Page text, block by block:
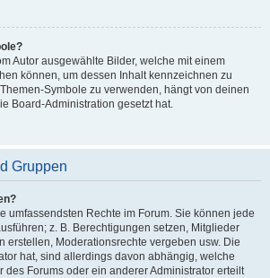
Autor ausgewählte Bilder, welche mit einem
können, um dessen Inhalt kennzeichnen zu
Symbole zu verwenden, hängt von deinen
Board-Administration gesetzt hat.
Gruppen
umfassendsten Rechte im Forum. Sie können jede
z. B. Berechtigungen setzen, Mitglieder
erstellen, Moderationsrechte vergeben usw. Die
hat, sind allerdings davon abhängig, welche
des Forums oder ein anderer Administrator erteilt